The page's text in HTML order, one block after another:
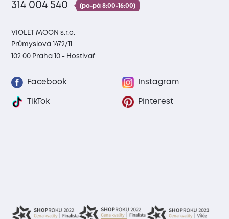
314 004 540
(po-pá 8:00-16:00)
VIOLET MOON s.r.o.
Průmyslová 1472/11
102 00 Praha 10 - Hostivař
Facebook Instagram
TikTok Pinterest